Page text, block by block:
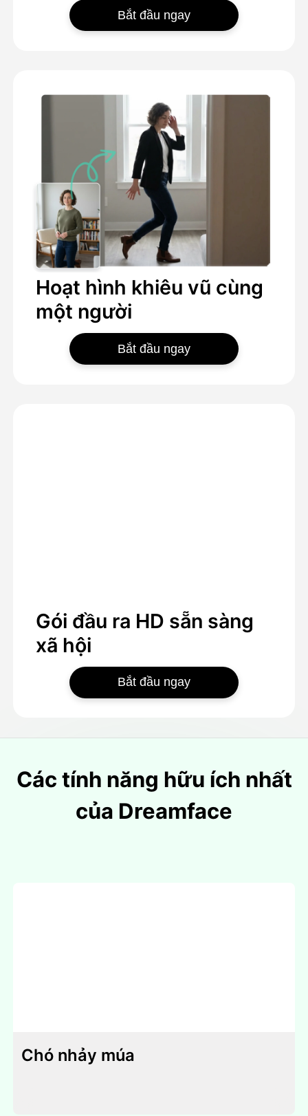
Bắt đầu ngay
Hoạt hình khiêu vũ cùng
một người
Bắt đầu ngay
Gói đầu ra HD sẵn sàng
xã hội
Bắt đầu ngay
Các tính năng hữu ích nhất
của Dreamface
Chó nhảy múa